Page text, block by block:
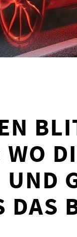
DAS